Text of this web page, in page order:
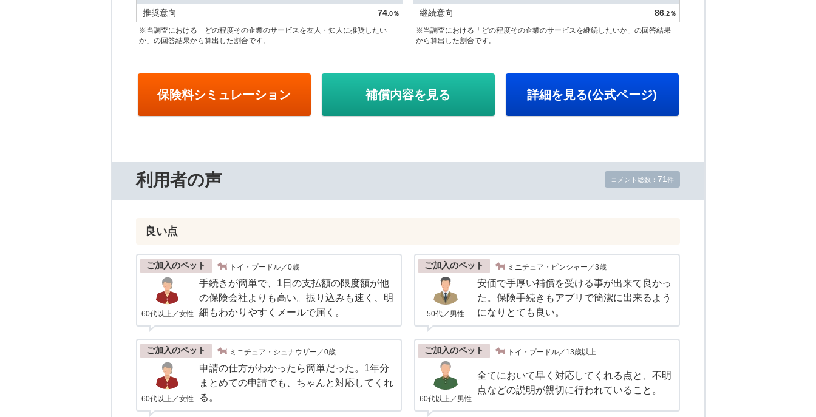
推奨意向
74.0％
※当調査における「どの程度その企業のサービスを友人・知人に推奨したい
か」の回答結果から算出した割合です。
継続意向
86.2％
※当調査における「どの程度その企業のサービスを継続したいか」の回答結果
から算出した割合です。
保険料シミュレーション 補償内容を見る 詳細を見る(公式ページ)
利用者の声 コメント総数： 71 件
良い点
ご加入のペット トイ・プードル／0歳
60代以上／女性
手続きが簡単で、1日の支払額の限度額が他
の保険会社よりも高い。振り込みも速く、明
細もわかりやすくメールで届く。
ご加入のペット ミニチュア・ピンシャー／3歳
50代／男性
安価で手厚い補償を受ける事が出来て良かっ
た。保険手続きもアプリで簡潔に出来るよう
になりとても良い。
ご加入のペット ミニチュア・シュナウザー／0歳
60代以上／女性
申請の仕方がわかったら簡単だった。1年分
まとめての申請でも、ちゃんと対応してくれ
る。
ご加入のペット トイ・プードル／13歳以上
60代以上／男性
全てにおいて早く対応してくれる点と、不明
点などの説明が親切に行われていること。